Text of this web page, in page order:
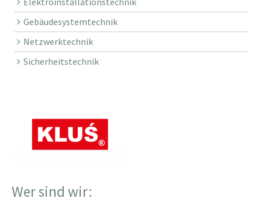
Gebäudesystemtechnik
Netzwerktechnik
Sicherheitstechnik
Wer sind wir: